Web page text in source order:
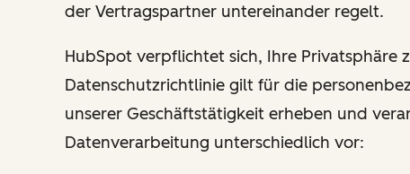
der Vertragspartner untereinander regelt.
HubSpot verpflichtet sich, Ihre Privatsphäre
Datenschutzrichtlinie gilt für die
unserer Geschäftstätigkeit erheben und
Datenverarbeitung unterschiedlich vor: